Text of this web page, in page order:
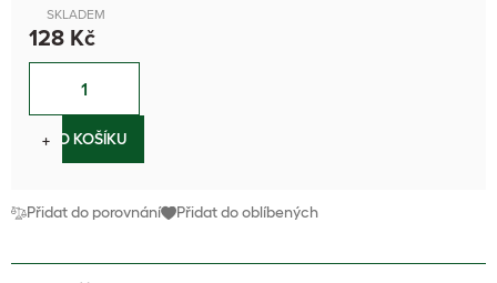
SKLADEM
128 Kč
−
+DO KOŠÍKU
Přidat do porovnání Přidat do oblíbených